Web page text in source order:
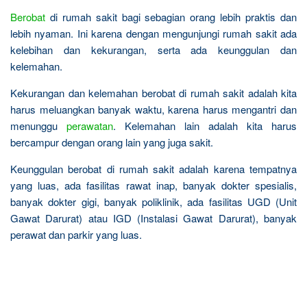
Berobat di rumah sakit bagi sebagian orang lebih praktis dan
lebih nyaman. Ini karena dengan mengunjungi rumah sakit ada
kelebihan dan kekurangan, serta ada keunggulan dan
kelemahan.
Kekurangan dan kelemahan berobat di rumah sakit adalah kita
harus meluangkan banyak waktu, karena harus mengantri dan
menunggu perawatan. Kelemahan lain adalah kita harus
bercampur dengan orang lain yang juga sakit.
Keunggulan berobat di rumah sakit adalah karena tempatnya
yang luas, ada fasilitas rawat inap, banyak dokter spesialis,
banyak dokter gigi, banyak poliklinik, ada fasilitas UGD (Unit
Gawat Darurat) atau IGD (Instalasi Gawat Darurat), banyak
perawat dan parkir yang luas.